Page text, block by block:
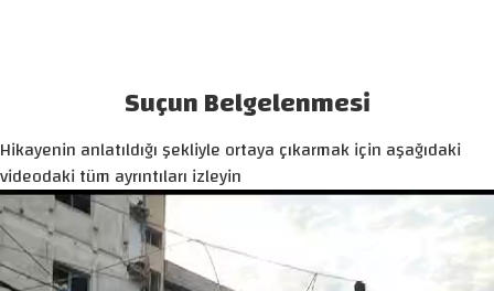
Suçun Belgelenmesi
Hikayenin anlatıldığı şekliyle ortaya çıkarmak için aşağıdaki
videodaki tüm ayrıntıları izleyin